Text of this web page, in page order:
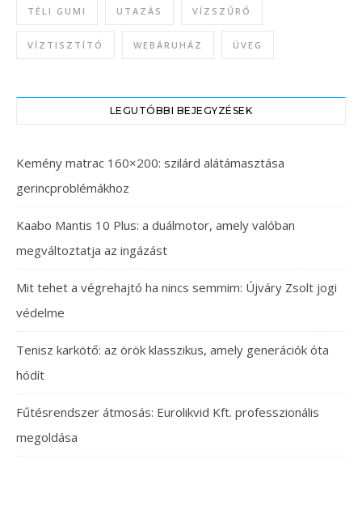
TÉLI GUMI UTAZÁS VÍZSZŰRŐ
VÍZTISZTÍTÓ WEBÁRUHÁZ ÜVEG
LEGUTÓBBI BEJEGYZÉSEK
Kemény matrac 160×200: szilárd alátámasztása
gerincproblémákhoz
Kaabo Mantis 10 Plus: a duálmotor, amely valóban
megváltoztatja az ingázást
Mit tehet a végrehajtó ha nincs semmim: Újváry Zsolt jogi
védelme
Tenisz karkötő: az örök klasszikus, amely generációk óta
hódít
Fűtésrendszer átmosás: Eurolikvid Kft. professzionális
megoldása